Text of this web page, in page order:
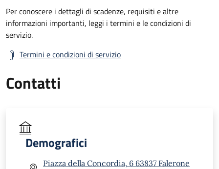
Per conoscere i dettagli di scadenze, requisiti e altre
informazioni importanti, leggi i termini e le condizioni di
servizio.
Termini e condizioni di servizio
Contatti
Demografici
Piazza della Concordia, 6 63837 Falerone